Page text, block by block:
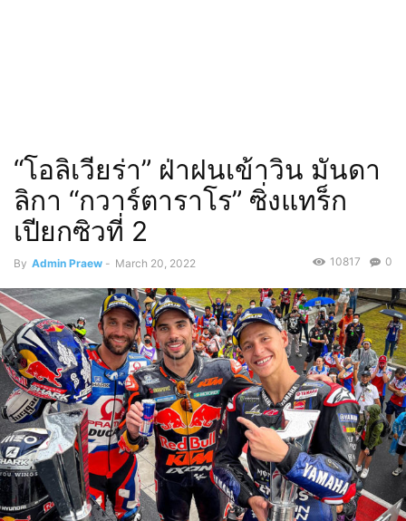
“โอลิเวียร่า” ฝ่าฝนเข้าวิน มันดา
ลิกา “กวาร์ตาราโร” ซิ่งแทร็ก
เปียกซิวที่ 2
By Admin Praew - March 20, 2022 0
10817